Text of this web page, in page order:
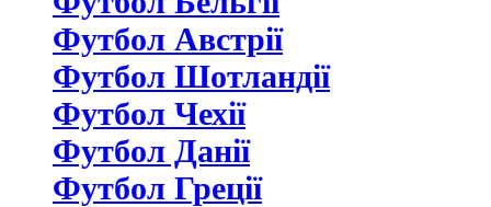
Футбол Австрії
Футбол Шотландії
Футбол Чехії
Футбол Данії
Футбол Греції